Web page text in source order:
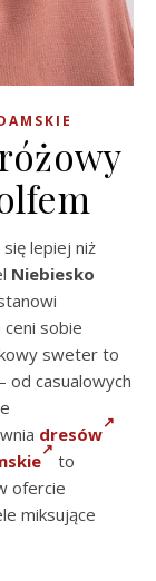
lepiej niż
Niebiesko
sobie
sweter to
od casualowych
dresów
to
ofercie
miksujące